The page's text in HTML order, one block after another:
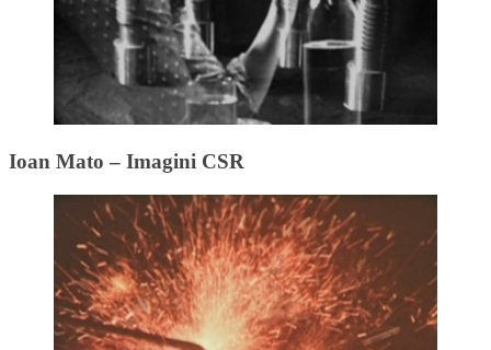
Ioan Mato – Imagini CSR